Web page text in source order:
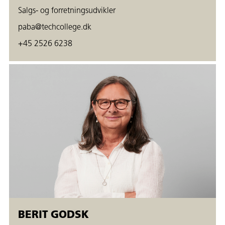
Salgs- og forretningsudvikler
paba@techcollege.dk
+45 2526 6238
BERIT GODSK